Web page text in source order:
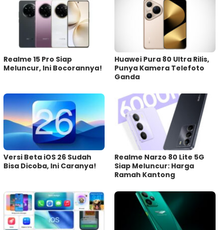
Realme 15 Pro Siap
Meluncur, Ini Bocorannya!
Huawei Pura 80 Ultra Rilis,
Punya Kamera Telefoto
Ganda
Versi Beta iOS 26 Sudah
Bisa Dicoba, Ini Caranya!
Realme Narzo 80 Lite 5G
Siap Meluncur: Harga
Ramah Kantong